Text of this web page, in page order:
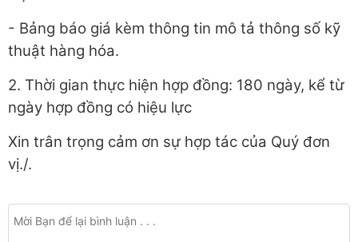
- Bảng báo giá kèm thông tin mô tả thông số kỹ
thuật hàng hóa.
2. Thời gian thực hiện hợp đồng: 180 ngày, kể từ
ngày hợp đồng có hiệu lực
Xin trân trọng cảm ơn sự hợp tác của Quý đơn
vị./.